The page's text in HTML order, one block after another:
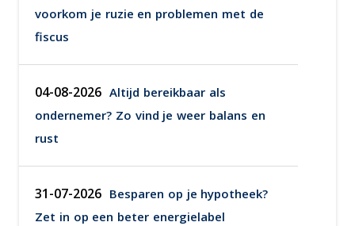
voorkom je ruzie en problemen met de
fiscus
04-08-2026 Altijd bereikbaar als
ondernemer? Zo vind je weer balans en
rust
31-07-2026 Besparen op je hypotheek?
Zet in op een beter energielabel